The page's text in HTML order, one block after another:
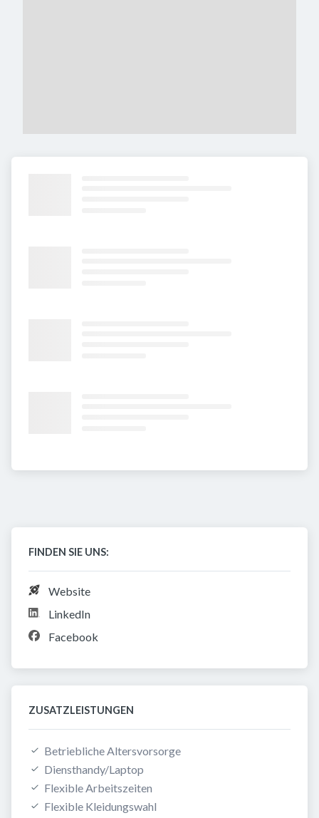
FINDEN SIE UNS:
Website
LinkedIn
Facebook
ZUSATZLEISTUNGEN
Betriebliche Altersvorsorge
Diensthandy/Laptop
Flexible Arbeitszeiten
Flexible Kleidungswahl